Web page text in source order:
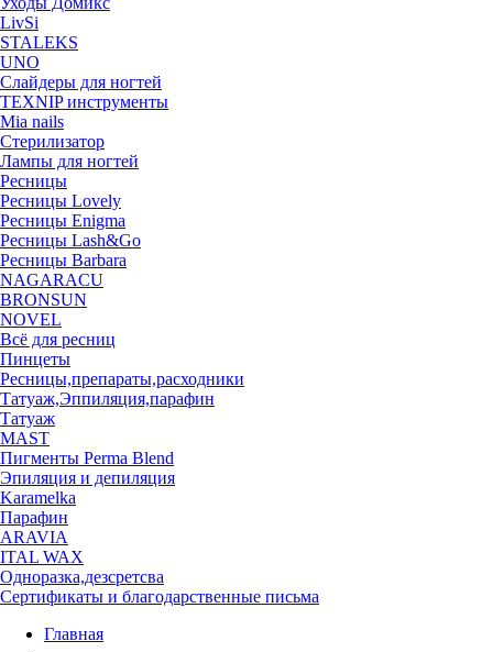
LivSi
STALEKS
UNO
Слайдеры для ногтей
TEXNIP инструменты
Mia nails
Стерилизатор
Лампы для ногтей
Ресницы
Ресницы Lovely
Ресницы Enigma
Ресницы Lash&Go
Ресницы Barbara
NAGARACU
BRONSUN
NOVEL
Всё для ресниц
Пинцеты
Ресницы,препараты,расходники
Татуаж,Эппиляция,парафин
Татуаж
MAST
Пигменты Perma Blend
Эпиляция и депиляция
Karamelka
Парафин
ARAVIA
ITAL WAX
Одноразка,дезсретсва
Сертификаты и благодарственные письма
Главная